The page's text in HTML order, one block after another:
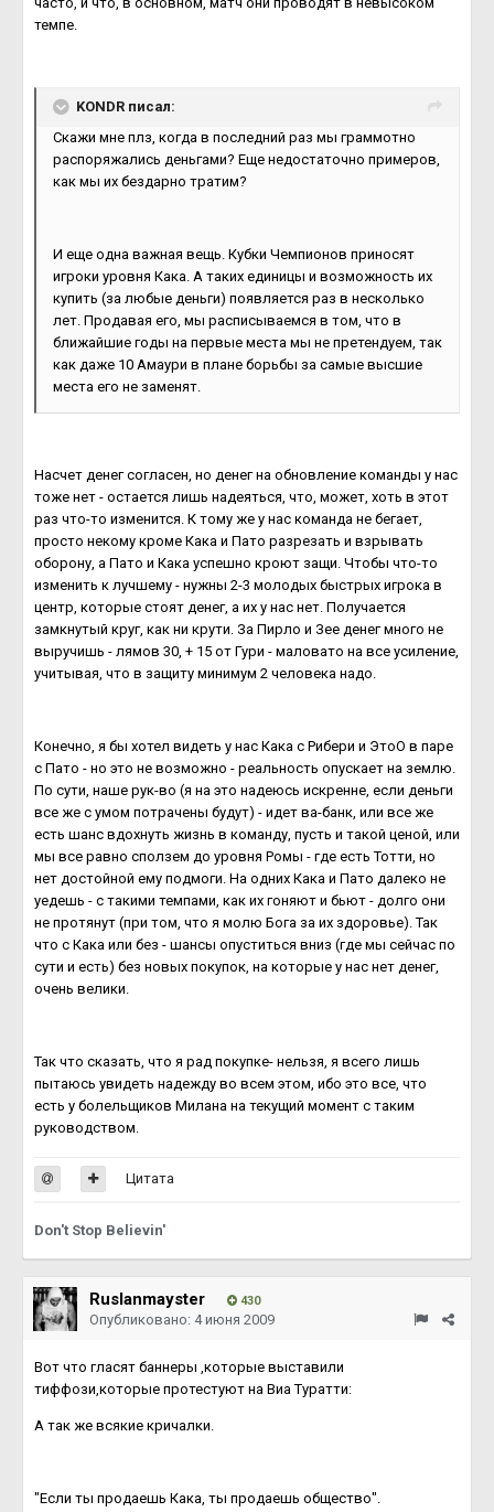
темпе.
KONDR писал:
Скажи мне плз, когда в последний раз мы граммотно
распоряжались деньгами? Еще недостаточно примеров,
как мы их бездарно тратим?
И еще одна важная вещь. Кубки Чемпионов приносят
игроки уровня Кака. А таких единицы и возможность их
купить (за любые деньги) появляется раз в несколько
лет. Продавая его, мы расписываемся в том, что в
ближайшие годы на первые места мы не претендуем, так
как даже 10 Амаури в плане борьбы за самые высшие
места его не заменят.
Насчет денег согласен, но денег на обновление команды у нас
тоже нет - остается лишь надеяться, что, может, хоть в этот
раз что-то изменится. К тому же у нас команда не бегает,
просто некому кроме Кака и Пато разрезать и взрывать
оборону, а Пато и Кака успешно кроют защи. Чтобы что-то
изменить к лучшему - нужны 2-3 молодых быстрых игрока в
центр, которые стоят денег, а их у нас нет. Получается
замкнутый круг, как ни крути. За Пирло и Зее денег много не
выручишь - лямов 30, + 15 от Гури - маловато на все усиление,
учитывая, что в защиту минимум 2 человека надо.
Конечно, я бы хотел видеть у нас Кака с Рибери и ЭтоО в паре
с Пато - но это не возможно - реальность опускает на землю.
По сути, наше рук-во (я на это надеюсь искренне, если деньги
все же с умом потрачены будут) - идет ва-банк, или все же
есть шанс вдохнуть жизнь в команду, пусть и такой ценой, или
мы все равно сползем до уровня Ромы - где есть Тотти, но
нет достойной ему подмоги. На одних Кака и Пато далеко не
уедешь - с такими темпами, как их гоняют и бьют - долго они
не протянут (при том, что я молю Бога за их здоровье). Так
что с Кака или без - шансы опуститься вниз (где мы сейчас по
сути и есть) без новых покупок, на которые у нас нет денег,
очень велики.
Так что сказать, что я рад покупке- нельзя, я всего лишь
пытаюсь увидеть надежду во всем этом, ибо это все, что
есть у болельщиков Милана на текущий момент с таким
руководством.
Цитата
Don't Stop Believin'
Ruslanmayster 430
Опубликовано: 4 июня 2009
Вот что гласят баннеры ,которые выставили
тиффози,которые протестуют на Виа Туратти:
А так же всякие кричалки.
"Если ты продаешь Кака, ты продаешь общество".